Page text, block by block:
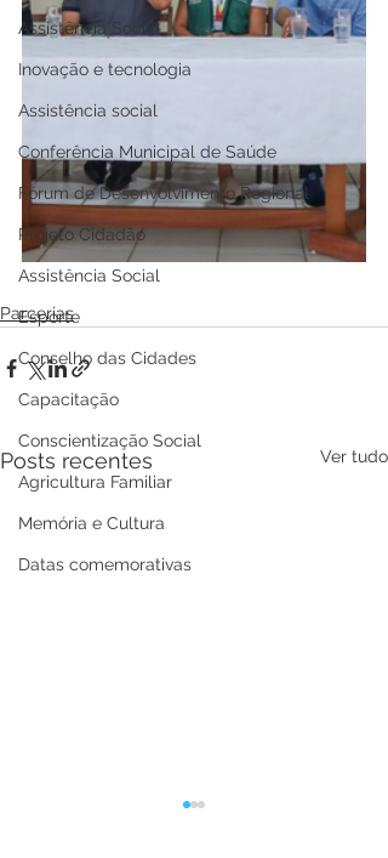
Assistência Social
Inovação e tecnologia
Assistência social
Conferência Municipal de Saúde
Fórum de Desenvolvimento Regional
Projeto Cidadão
Assistência Social
Esporte
Conselho das Cidades
Capacitação
Conscientização Social
Agricultura Familiar
Memória e Cultura
Datas comemorativas
Parcerias
Posts recentes Ver tudo